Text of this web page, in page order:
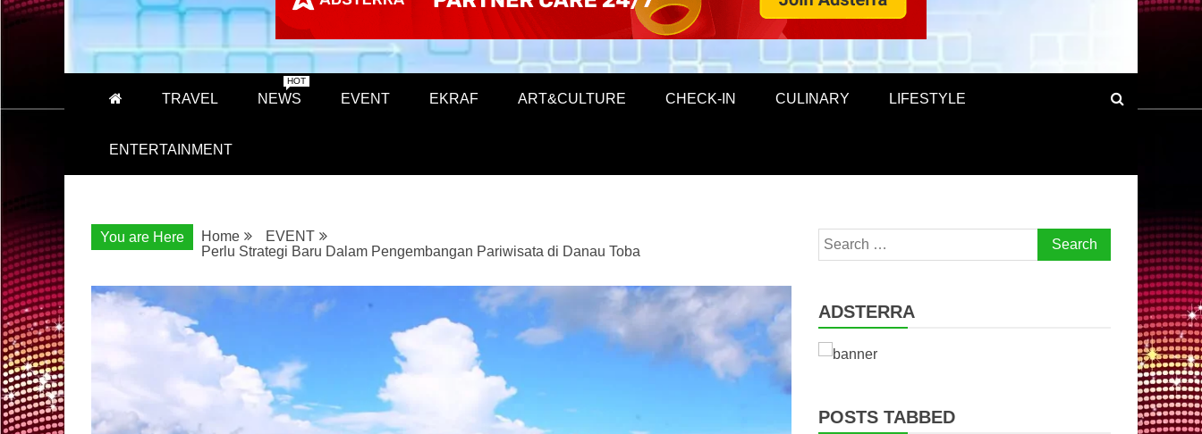
TRAVEL NEWS
HOT
EVENT EKRAF ART&CULTURE CHECK-IN CULINARY LIFESTYLE
ENTERTAINMENT
You are Here Home
EVENT
Perlu Strategi Baru Dalam Pengembangan Pariwisata di Danau Toba
Search
for:
ADSTERRA
POSTS TABBED